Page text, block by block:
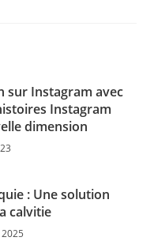
sur Instagram avec
Instagram
dimension
: Une solution
calvitie